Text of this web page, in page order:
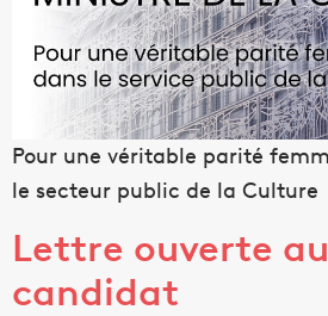
Pour une véritable parité
le secteur public de la Culture
Lettre ouverte
candidat